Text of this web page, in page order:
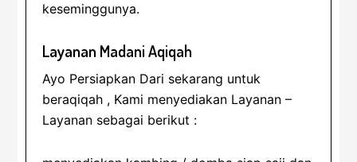
keseminggunya.
Layanan Madani Aqiqah
Ayo Persiapkan Dari sekarang untuk
beraqiqah , Kami menyediakan Layanan –
Layanan sebagai berikut :